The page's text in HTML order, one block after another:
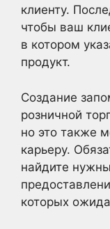
клиенту.
чтобы ваш
в котором
продукт.
Создание
розничной
но это также
карьеру.
найдите
которых